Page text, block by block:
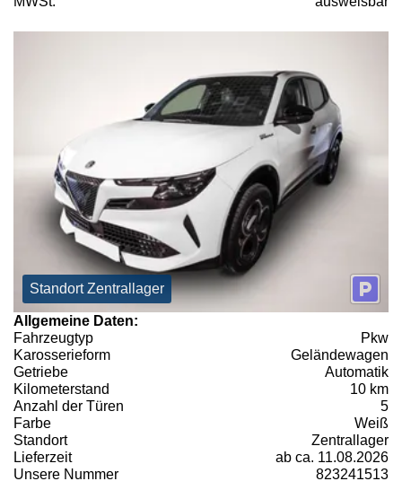
Standort Zentrallager
Allgemeine Daten:
Fahrzeugtyp
Pkw
Karosserieform
Geländewagen
Getriebe
Automatik
Kilometerstand
10 km
Anzahl der Türen
5
Farbe
Weiß
Standort
Zentrallager
Lieferzeit
ab ca. 11.08.2026
Unsere Nummer
823241513